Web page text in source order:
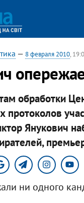
— 8 февраля 2010,
обработки
протоколов
Янукович
ни одного